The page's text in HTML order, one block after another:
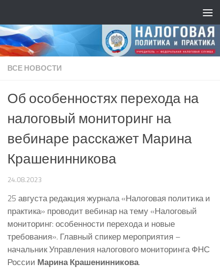
ВСЕ НОВОСТИ
Об особенностях перехода на
налоговый мониторинг на
вебинаре расскажет Марина
Крашенинникова
24.08.2023
25 августа редакция журнала «Налоговая политика и
практика» проводит вебинар на тему «Налоговый
мониторинг: особенности перехода и новые
требования». Главный спикер мероприятия –
начальник Управления налогового мониторинга ФНС
России Марина Крашенинникова.